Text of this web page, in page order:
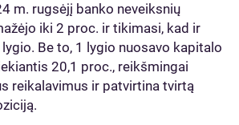
m. rugsėjį banko neveiksnių
iki 2 proc. ir tikimasi, kad ir
Be to, 1 lygio nuosavo kapitalo
20,1 proc., reikšmingai
reikalavimus ir patvirtina tvirtą